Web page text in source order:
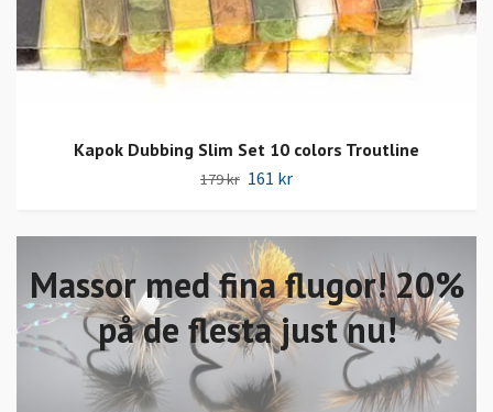
Massor med fina flugor! 20%
på de flesta just nu!
Kapok Dubbing Slim Set 10 colors Troutline
179 kr 161 kr